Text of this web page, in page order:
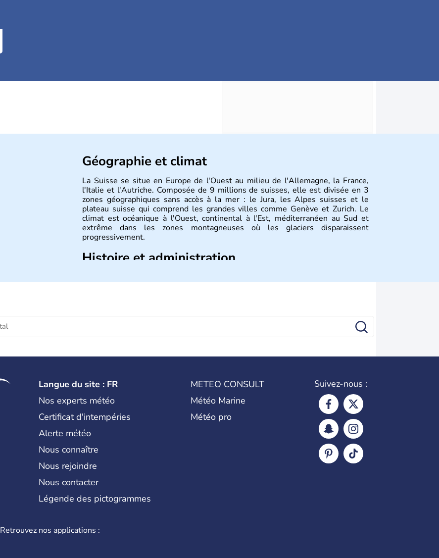
Géographie et climat
La Suisse se situe en Europe de l'Ouest au milieu de l'Allemagne, la France,
l'Italie et l'Autriche. Composée de 9 millions de suisses, elle est divisée en 3
zones géographiques sans accès à la mer : le Jura, les Alpes suisses et le
plateau suisse qui comprend les grandes villes comme Genève et Zurich. Le
climat est océanique à l'Ouest, continental à l'Est, méditerranéen au Sud et
extrême dans les zones montagneuses où les glaciers disparaissent
progressivement.
Histoire et administration
d'une monnaie unique et d'une armée. La première constitution est rédigée à la
Langue du site : FR
Nos experts météo
Certificat d'intempéries
Alerte météo
Nous connaître
Nous rejoindre
Nous contacter
Légende des pictogrammes
METEO CONSULT
Météo Marine
Météo pro
Suivez-nous :
Retrouvez nos applications :